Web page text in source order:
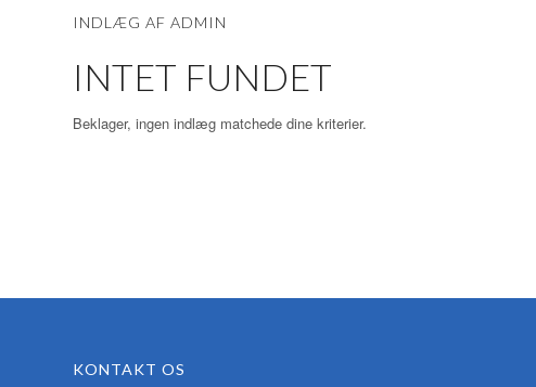
INDLÆG AF ADMIN
INTET FUNDET
Beklager, ingen indlæg matchede dine kriterier.
KONTAKT OS